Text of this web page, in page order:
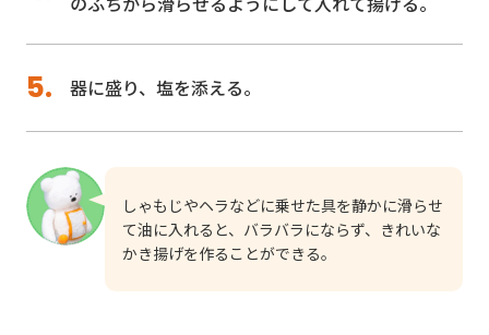
器に盛り、塩を添える。
しゃもじやヘラなどに乗せた具を静かに滑らせ
て油に入れると、バラバラにならず、きれいな
かき揚げを作ることができる。